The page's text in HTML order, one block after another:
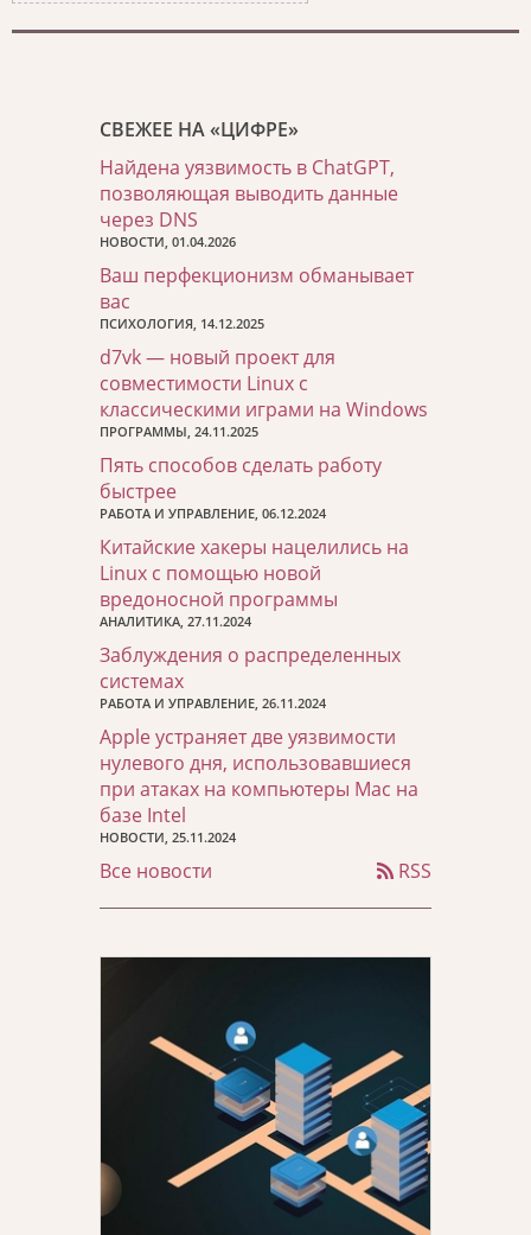
СВЕЖЕЕ НА «ЦИФРЕ»
Найдена уязвимость в ChatGPT,
позволяющая выводить данные
через DNS
НОВОСТИ, 01.04.2026
Ваш перфекционизм обманывает
вас
ПСИХОЛОГИЯ, 14.12.2025
d7vk — новый проект для
совместимости Linux с
классическими играми на Windows
ПРОГРАММЫ, 24.11.2025
Пять способов сделать работу
быстрее
РАБОТА И УПРАВЛЕНИЕ, 06.12.2024
Китайские хакеры нацелились на
Linux с помощью новой
вредоносной программы
АНАЛИТИКА, 27.11.2024
Заблуждения о распределенных
системах
РАБОТА И УПРАВЛЕНИЕ, 26.11.2024
Apple устраняет две уязвимости
нулевого дня, использовавшиеся
при атаках на компьютеры Mac на
базе Intel
НОВОСТИ, 25.11.2024
Все новости RSS